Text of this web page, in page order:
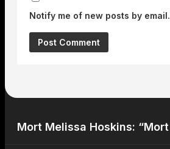
Notify me of new posts by email.